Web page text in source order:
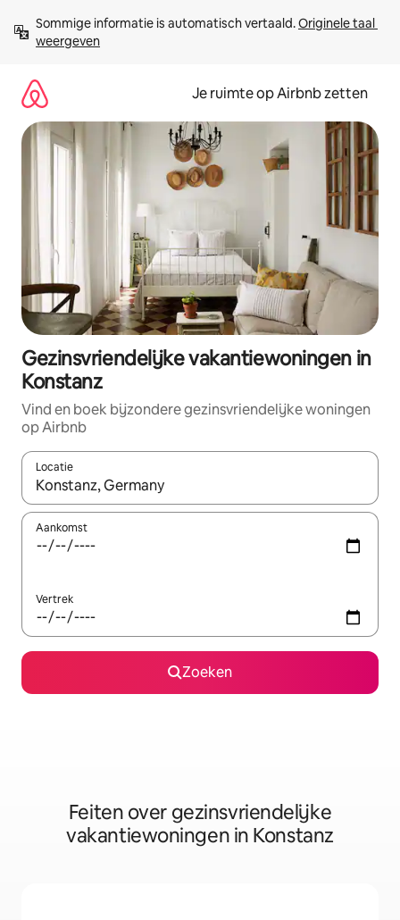
direct
naar
Sommige informatie is automatisch vertaald. Originele taal
weergeven
Je ruimte op Airbnb zetten
Gezinsvriendelijke vakantiewoningen in
Konstanz
Vind en boek bijzondere gezinsvriendelijke woningen
op Airbnb
Locatie
Wanneer er suggesties beschikbaar zijn, maak je een keuze
Aankomst
Vertrek
Zoeken
Feiten over gezinsvriendelijke
vakantiewoningen in Konstanz